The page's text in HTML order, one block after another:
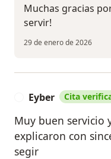
Muchas gracias
servir!
29 de enero de 2026
Eyber Cita
Muy buen servicio
explicaron con
segir